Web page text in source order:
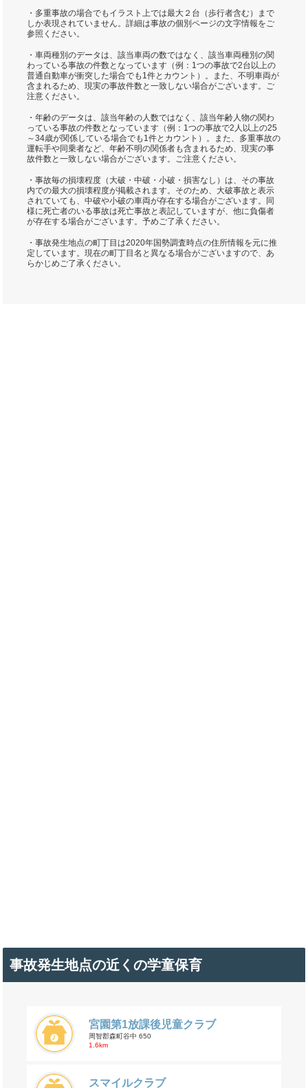
・多重事故の場合でもイラスト上では最大２台（歩行者含む）まで
しか表現されていません。詳細は事故の個別ページの文字情報をご
参照ください。
・車両種別のデータは、該当車両の数ではなく、該当車両種別の関
わっている事故の件数となっています（例：1つの事故で2台以上の
普通自動車が衝突した場合でも1件とカウント）。また、不明車両が
含まれるため、現実の事故件数と一致しない場合がございます。ご
注意ください。
・年齢のデータは、該当年齢の人数ではなく、該当年齢人物の関わ
っている事故の件数となっています（例：1つの事故で2人以上の25
～34歳が関係している場合でも1件とカウント）。また、多重事故の
運転手や同乗者など、年齢不明の関係者も含まれるため、現実の事
故件数と一致しない場合がございます。ご注意ください。
・事故毎の損壊程度（大破・中破・小破・損害なし）は、その事故
内での最大の損壊程度が掲載されます。そのため、大破事故と表示
されていても、中破や小破の車両が存在する場合がございます。同
様に死亡者のいる事故は死亡事故と表記していますが、他に負傷者
が存在する場合がございます。予めご了承ください。
・事故発生地点の町丁目は2020年国勢調査時点の住所情報を元に推
定しています。現在の町丁目名と異なる場合がございますので、あ
らかじめご了承ください。
事故発生地点の近くの学童保育
宮園第1放課後児童クラブ
周智郡森町谷中 650
1.6km
スマイルクラブ